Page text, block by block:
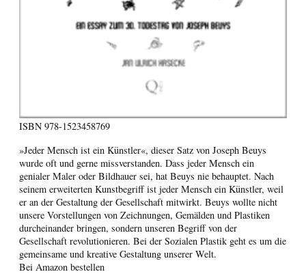
ISBN 978-1523458769
»Jeder Mensch ist ein Künstler«, dieser Satz von Joseph Beuys
wurde oft und gerne missverstanden. Dass jeder Mensch ein
genialer Maler oder Bildhauer sei, hat Beuys nie behauptet. Nach
seinem erweiterten Kunstbegriff ist jeder Mensch ein Künstler, weil
er an der Gestaltung der Gesellschaft mitwirkt. Beuys wollte nicht
unsere Vorstellungen von Zeichnungen, Gemälden und Plastiken
durcheinander bringen, sondern unseren Begriff von der
Gesellschaft revolutionieren. Bei der Sozialen Plastik geht es um die
gemeinsame und kreative Gestaltung unserer Welt.
Bei Amazon bestellen